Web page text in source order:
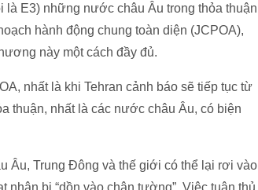
là E3) những nước châu Âu trong thỏa thuận
hành động chung toàn diện (JCPOA),
này một cách đầy đủ.
nhất là khi Tehran cảnh báo sẽ tiếp tục từ
thuận, nhất là các nước châu Âu, có biện
Âu, Trung Đông và thế giới có thể lại rơi vào
bị “dồn vào chân tường”. Việc tuân thủ